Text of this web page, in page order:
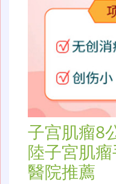
子宫肌瘤8
陸子宮肌
醫院推薦